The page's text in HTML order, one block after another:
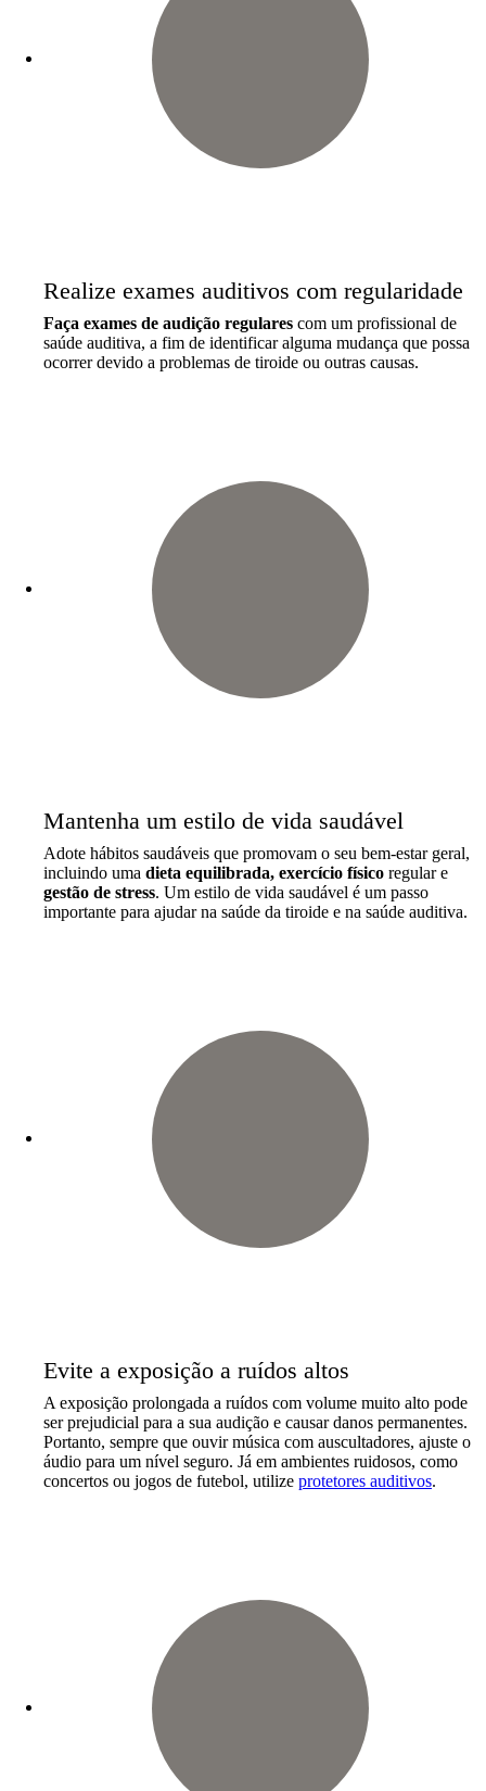
Realize exames auditivos com regularidade
Faça exames de audição regulares com um profissional de
saúde auditiva, a fim de identificar alguma mudança que possa
ocorrer devido a problemas de tiroide ou outras causas.
Mantenha um estilo de vida saudável
Adote hábitos saudáveis que promovam o seu bem-estar geral,
incluindo uma dieta equilibrada, exercício físico regular e
gestão de stress. Um estilo de vida saudável é um passo
importante para ajudar na saúde da tiroide e na saúde auditiva.
Evite a exposição a ruídos altos
A exposição prolongada a ruídos com volume muito alto pode
ser prejudicial para a sua audição e causar danos permanentes.
Portanto, sempre que ouvir música com auscultadores, ajuste o
áudio para um nível seguro. Já em ambientes ruidosos, como
concertos ou jogos de futebol, utilize protetores auditivos.